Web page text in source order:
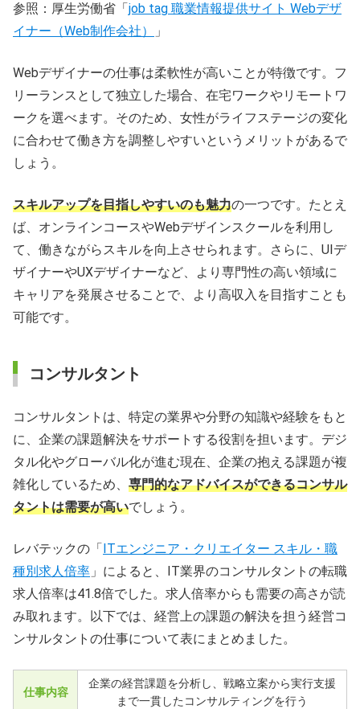
参照：厚生労働省「 job tag 職業情報提供サイト Webデザ
イナー（Web制作会社）
」
Webデザイナーの仕事は柔軟性が高いことが特徴です。フ
リーランスとして独立した場合、在宅ワークやリモートワ
ークを選べます。そのため、女性がライフステージの変化
に合わせて働き方を調整しやすいというメリットがあるで
しょう。
スキルアップを目指しやすいのも魅力の一つです。たとえ
ば、オンラインコースやWebデザインスクールを利用し
て、働きながらスキルを向上させられます。さらに、UIデ
ザイナーやUXデザイナーなど、より専門性の高い領域に
キャリアを発展させることで、より高収入を目指すことも
可能です。
コンサルタント
コンサルタントは、特定の業界や分野の知識や経験をもと
に、企業の課題解決をサポートする役割を担います。デジ
タル化やグローバル化が進む現在、企業の抱える課題が複
雑化しているため、 専門的なアドバイスができるコンサル
タントは需要が高いでしょう。
レバテックの「
ITエンジニア・クリエイター スキル・職
種別求人倍率 」によると、IT業界のコンサルタントの転職
求人倍率は41.8倍でした。求人倍率からも需要の高さが読
み取れます。以下では、経営上の課題の解決を担う経営コ
ンサルタントの仕事について表にまとめました。
仕事内容
企業の経営課題を分析し、戦略立案から実行支援
まで一貫したコンサルティングを行う